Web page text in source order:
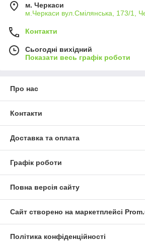
м. Черкаси
м.Черкаси вул.Смілянська, 173/1,
Контакти
Сьогодні вихідний
Показати весь графік роботи
Про нас
Контакти
Доставка та оплата
Графік роботи
Повна версія сайту
Сайт створено на маркетплейсі
Політика конфіденційності